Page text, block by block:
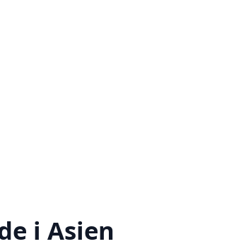
i Asien